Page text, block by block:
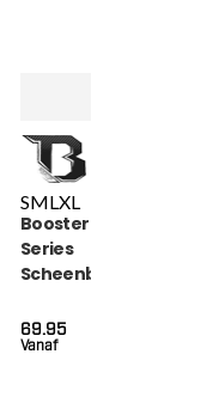
SML XL
Booster Bangkok
Series
Scheenbeschermers
SG)
Vanaf
69.95